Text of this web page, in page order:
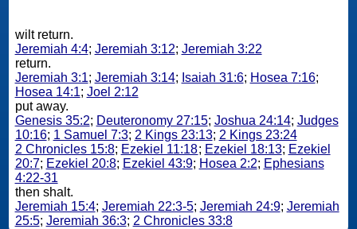
wilt return.
Jeremiah 4:4; Jeremiah 3:12; Jeremiah 3:22
return.
Jeremiah 3:1; Jeremiah 3:14; Isaiah 31:6; Hosea 7:16;
Hosea 14:1; Joel 2:12
put away.
Genesis 35:2; Deuteronomy 27:15; Joshua 24:14; Judges
10:16; 1 Samuel 7:3; 2 Kings 23:13; 2 Kings 23:24
2 Chronicles 15:8; Ezekiel 11:18; Ezekiel 18:13; Ezekiel
20:7; Ezekiel 20:8; Ezekiel 43:9; Hosea 2:2; Ephesians
4:22-31
then shalt.
Jeremiah 15:4; Jeremiah 22:3-5; Jeremiah 24:9; Jeremiah
25:5; Jeremiah 36:3; 2 Chronicles 33:8